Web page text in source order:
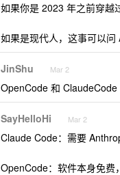
如果你是 2023 年之前穿越
如果是现代人，这事可以问
JinShu Mar 2
OpenCode 和
SayHelloHi Mar 2
Claude Code：需要
OpenCode：软件本身免费